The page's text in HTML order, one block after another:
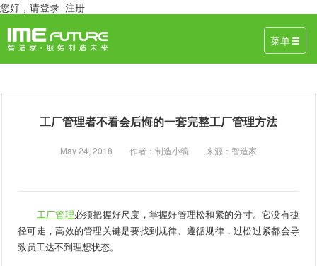
您好， 请登录 注册
菜单
工厂管理者不看会后悔的一套完整工厂管理方法
May 24, 2018 作者：制造小编 来源：智造家
工厂管理必须把握好尺度，掌握好管理松和紧的分寸。它没有捷
径可走，高效的管理关键是要找到规律、遵循规律，过松过紧都会导
致员工达不到理想状态。